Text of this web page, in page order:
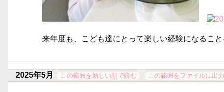
来年度も、こども達にとって楽しい経験になるこ
2025年5月 この範囲を新しい順で読む この範囲をファイルに出